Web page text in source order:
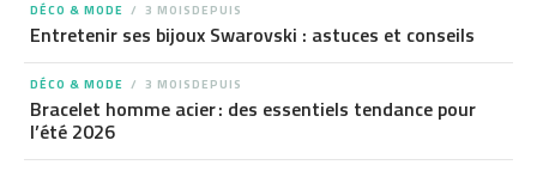
DÉCO & MODE 3 MOISDEPUIS
Entretenir ses bijoux Swarovski : astuces et conseils
DÉCO & MODE 3 MOISDEPUIS
Bracelet homme acier : des essentiels tendance pour
l’été 2026